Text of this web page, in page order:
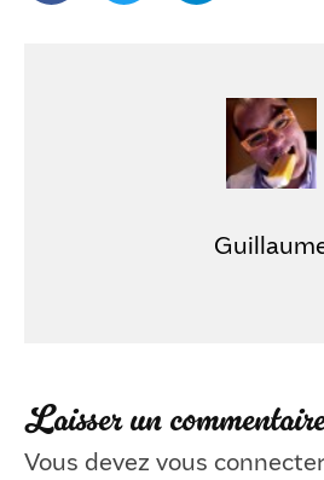
Laisser un
Vous devez vous connecter